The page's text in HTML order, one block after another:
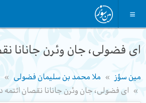
ای فضولی، جان وئرن جانانا
مین سؤز ملا محمد بن سلیمان فضولی
ای فضولی، جان وئرن جانانا نقصان ائتمه